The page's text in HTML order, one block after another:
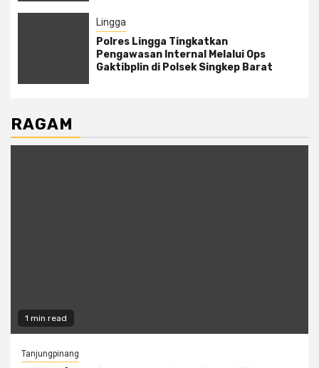
Lingga
Polres Lingga Tingkatkan
Pengawasan Internal Melalui Ops
Gaktibplin di Polsek Singkep Barat
RAGAM
1 min read
Tanjungpinang